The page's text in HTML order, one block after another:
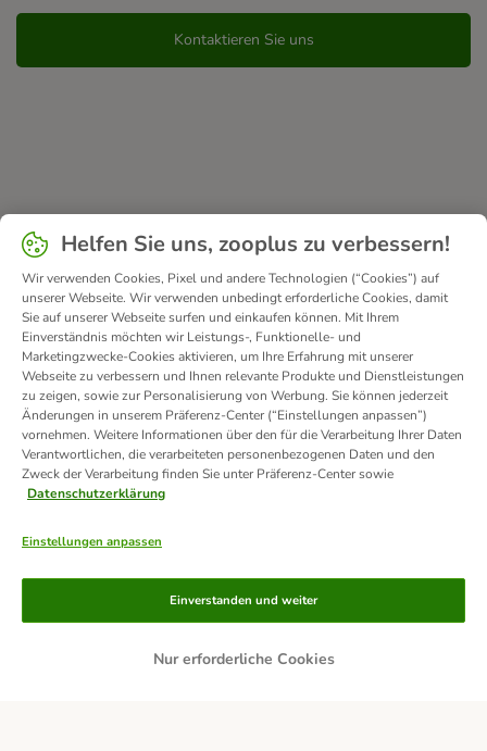
Kontaktieren Sie uns
Zahlungsarten
Rechnung Bankeinzug
Helfen Sie uns, zooplus zu verbessern!
Wir verwenden Cookies, Pixel und andere Technologien (“Cookies”) auf
unserer Webseite. Wir verwenden unbedingt erforderliche Cookies, damit
Sie auf unserer Webseite surfen und einkaufen können. Mit Ihrem
Einverständnis möchten wir Leistungs-, Funktionelle- und
Marketingzwecke-Cookies aktivieren, um Ihre Erfahrung mit unserer
Webseite zu verbessern und Ihnen relevante Produkte und Dienstleistungen
zu zeigen, sowie zur Personalisierung von Werbung. Sie können jederzeit
Änderungen in unserem Präferenz-Center (“Einstellungen anpassen”)
vornehmen. Weitere Informationen über den für die Verarbeitung Ihrer Daten
Verantwortlichen, die verarbeiteten personenbezogenen Daten und den
Zweck der Verarbeitung finden Sie unter Präferenz-Center sowie
Datenschutzerklärung
Einstellungen anpassen
Nur erforderliche Cookies
Einverstanden und weiter